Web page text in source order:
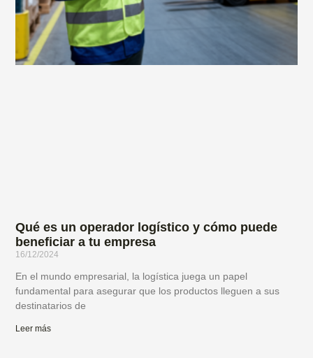
Qué es un operador logístico y cómo puede
beneficiar a tu empresa
16/12/2024
En el mundo empresarial, la logística juega un papel
fundamental para asegurar que los productos lleguen a sus
destinatarios de
Leer más